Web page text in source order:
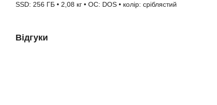
SSD: 256 ГБ • 2,08 кг • ОС: DOS • колір: сріблястий
Відгуки